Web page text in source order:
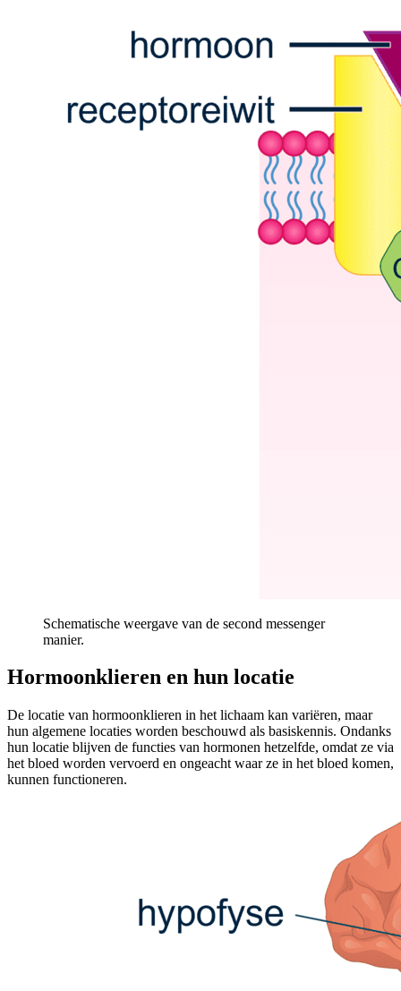
Schematische weergave van de second messenger
manier.
Hormoonklieren en hun locatie
De locatie van hormoonklieren in het lichaam kan variëren, maar
hun algemene locaties worden beschouwd als basiskennis. Ondanks
hun locatie blijven de functies van hormonen hetzelfde, omdat ze via
het bloed worden vervoerd en ongeacht waar ze in het bloed komen,
kunnen functioneren.